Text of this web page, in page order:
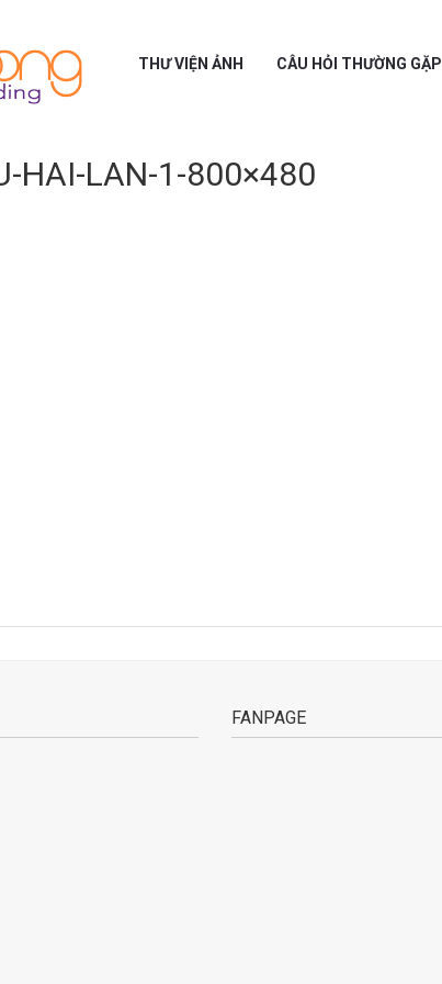
THƯ VIỆN ẢNH CÂU HỎI THƯỜNG GẶP
HAI-LAN-1-800×480
FANPAGE